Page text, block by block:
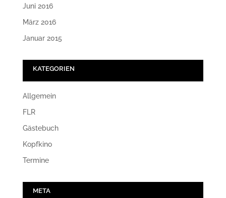
Juni 2016
März 2016
Januar 2015
KATEGORIEN
Allgemein
FLR
Gästebuch
Kopfkino
Termine
META